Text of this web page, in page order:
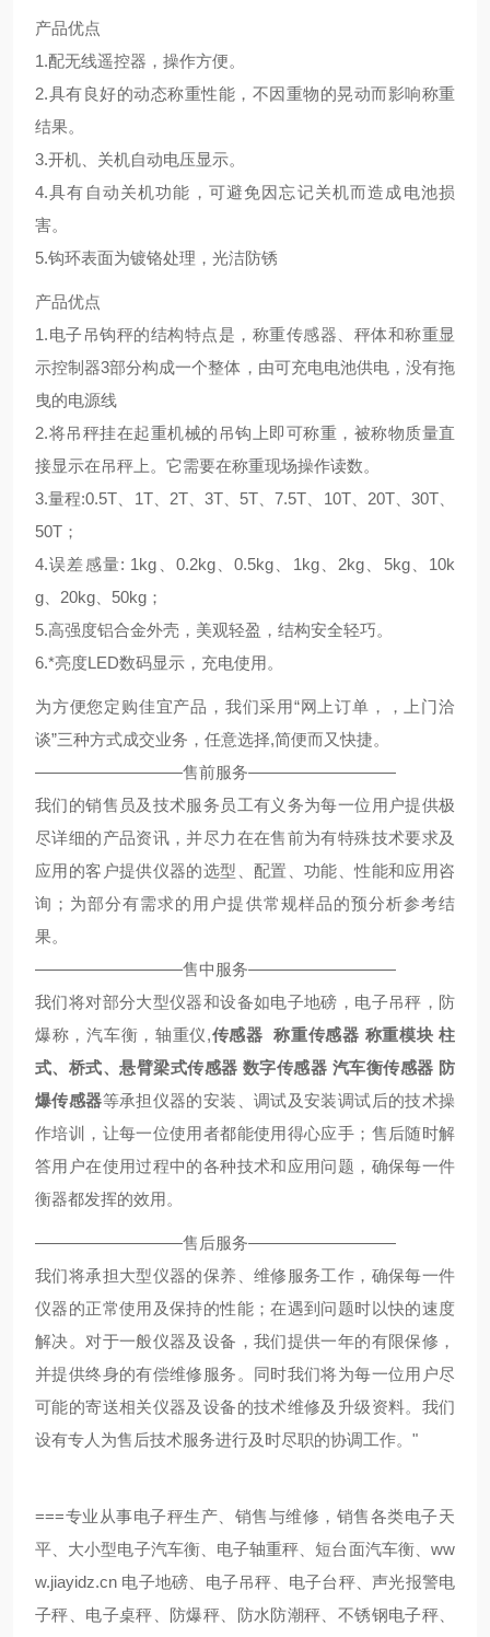
产品优点
1.配无线遥控器，操作方便。
2.具有良好的动态称重性能，不因重物的晃动而影响称重
结果。
3.开机、关机自动电压显示。
4.具有自动关机功能，可避免因忘记关机而造成电池损
害。
5.钩环表面为镀铬处理，光洁防锈
产品优点
1.电子吊钩秤的结构特点是，称重传感器、秤体和称重显
示控制器3部分构成一个整体，由可充电电池供电，没有拖
曳的电源线
2.将吊秤挂在起重机械的吊钩上即可称重，被称物质量直
接显示在吊秤上。它需要在称重现场操作读数。
3.量程:0.5T、1T、2T、3T、5T、7.5T、10T、20T、30T、
50T；
4.误差感量: 1kg、0.2kg、0.5kg、1kg、2kg、5kg、10k
g、20kg、50kg；
5.高强度铝合金外壳，美观轻盈，结构安全轻巧。
6.*亮度LED数码显示，充电使用。
为方便您定购佳宜产品，我们采用“网上订单，，上门洽
谈”三种方式成交业务，任意选择,简便而又快捷。
—————————售前服务—————————
我们的销售员及技术服务员工有义务为每一位用户提供极
尽详细的产品资讯，并尽力在在售前为有特殊技术要求及
应用的客户提供仪器的选型、配置、功能、性能和应用咨
询；为部分有需求的用户提供常规样品的预分析参考结
果。
—————————售中服务—————————
我们将对部分大型仪器和设备如电子地磅，电子吊秤，防
爆称，汽车衡，轴重仪,传感器 称重传感器 称重模块 柱
式、桥式、悬臂梁式传感器 数字传感器 汽车衡传感器 防
爆传感器等承担仪器的安装、调试及安装调试后的技术操
作培训，让每一位使用者都能使用得心应手；售后随时解
答用户在使用过程中的各种技术和应用问题，确保每一件
衡器都发挥的效用。
—————————售后服务—————————
我们将承担大型仪器的保养、维修服务工作，确保每一件
仪器的正常使用及保持的性能；在遇到问题时以快的速度
解决。对于一般仪器及设备，我们提供一年的有限保修，
并提供终身的有偿维修服务。同时我们将为每一位用户尽
可能的寄送相关仪器及设备的技术维修及升级资料。我们
设有专人为售后技术服务进行及时尽职的协调工作。"
===专业从事电子秤生产、销售与维修，销售各类电子天
平、大小型电子汽车衡、电子轴重秤、短台面汽车衡、 ww
w.jiayidz.cn 电子地磅、电子吊秤、电子台秤、声光报警电
子秤、电子桌秤、防爆秤、防水防潮秤、不锈钢电子秤、